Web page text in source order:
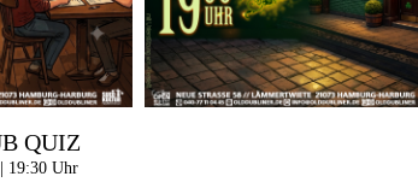
QUIZ
19:30 Uhr